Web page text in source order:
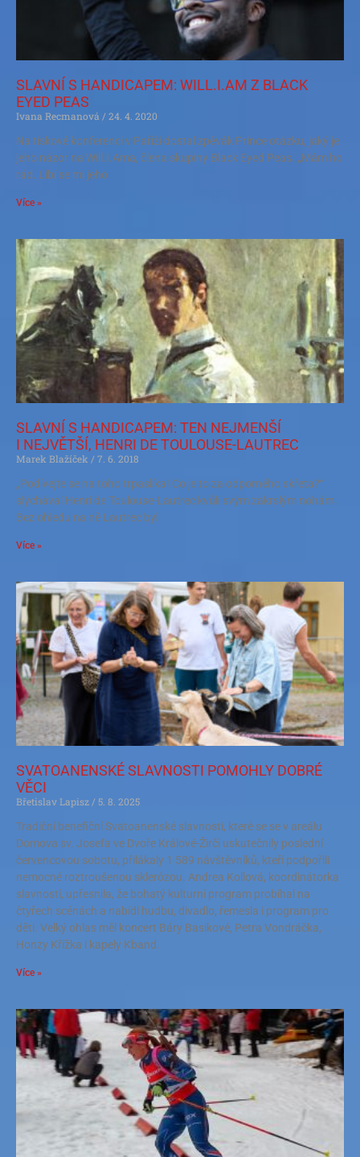
SLAVNÍ S HANDICAPEM: WILL.I.AM Z BLACK
EYED PEAS
Ivana Recmanová
24. 4. 2020
Na tiskové konferenci v Paříži dostal zpěvák Prince otázku, jaký je
jeho názor na Will.I.Ama, člena skupiny Black Eyed Peas. „Mám ho
rád. Líbí se mi jeho
Více »
SLAVNÍ S HANDICAPEM: TEN NEJMENŠÍ
I NEJVĚTŠÍ, HENRI DE TOULOUSE-LAUTREC
Marek Blažíček
7. 6. 2018
„Podívejte se na toho trpaslíka! Co je to za odporného skřeta?“
slýchával Henri de Toulouse-Lautrec kvůli svým zakrslým nohám.
Bez ohledu na ně Lautrec byl
Více »
SVATOANENSKÉ SLAVNOSTI POMOHLY DOBRÉ
VĚCI
Břetislav Lapisz
5. 8. 2025
Tradiční benefiční Svatoanenské slavnosti, které se se v areálu
Domova sv. Josefa ve Dvoře Králové-Žirči uskutečnily poslední
červencovou sobotu, přilákaly 1 589 návštěvníků, kteří podpořili
nemocné roztroušenou sklerózou. Andrea Kollová, koordinátorka
slavností, upřesnila, že bohatý kulturní program probíhal na
čtyřech scénách a nabídl hudbu, divadlo, řemesla i program pro
děti. Velký ohlas měl koncert Báry Basikové, Petra Vondráčka,
Honzy Křížka i kapely Kband.
Více »